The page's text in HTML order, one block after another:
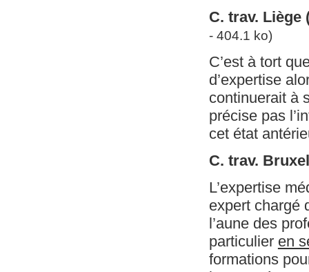
C. trav. Liège
- 404.1 ko)
C’est à tort
d’expertise
continuerait à
précise pas
cet état
C. trav.
L’expertise
expert chargé
l’aune des
particulier en
formations